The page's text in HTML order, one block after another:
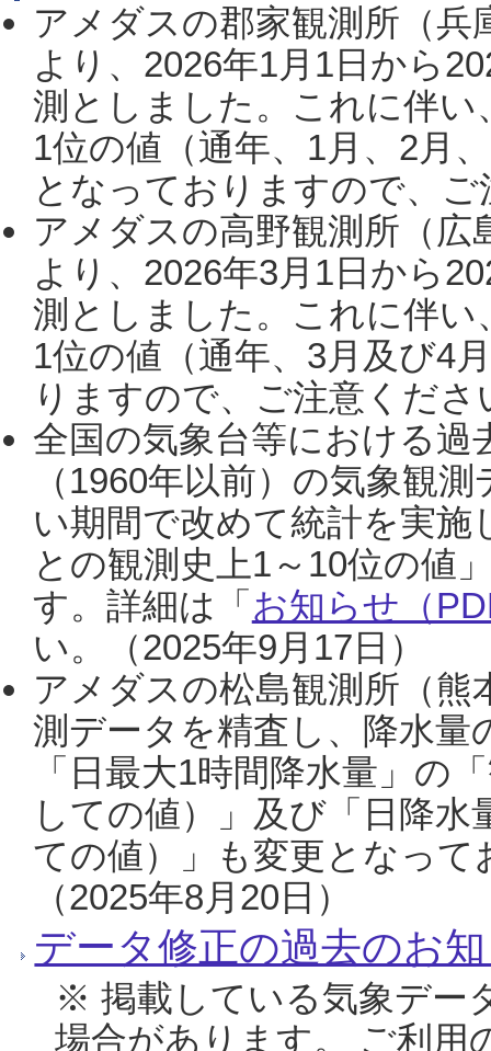
アメダスの郡家観測所（
より、2026年1月1日から
測としました。これに伴い
1位の値（通年、1月、2月
となっておりますので、
アメダスの高野観測所（
より、2026年3月1日から
測としました。これに伴い
1位の値（通年、3月及び4
りますので、ご注意くだ
全国の気象台等における過
（1960年以前）の気象観
い期間で改めて統計を実
との観測史上1～10位の値
す。詳細は「 お知らせ（
い。（2025年9月17日）
アメダスの松島観測所（熊
測データを精査し、降水
「日最大1時間降水量」の
しての値）」及び「日降
ての値）」も変更となっ
（2025年8月20日）
データ修正の過去のお
※ 掲載している気象デー
場合があります。 ご利用